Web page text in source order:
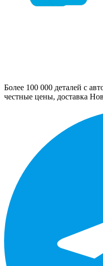
Более 100 000 деталей с
честные цены, доставка